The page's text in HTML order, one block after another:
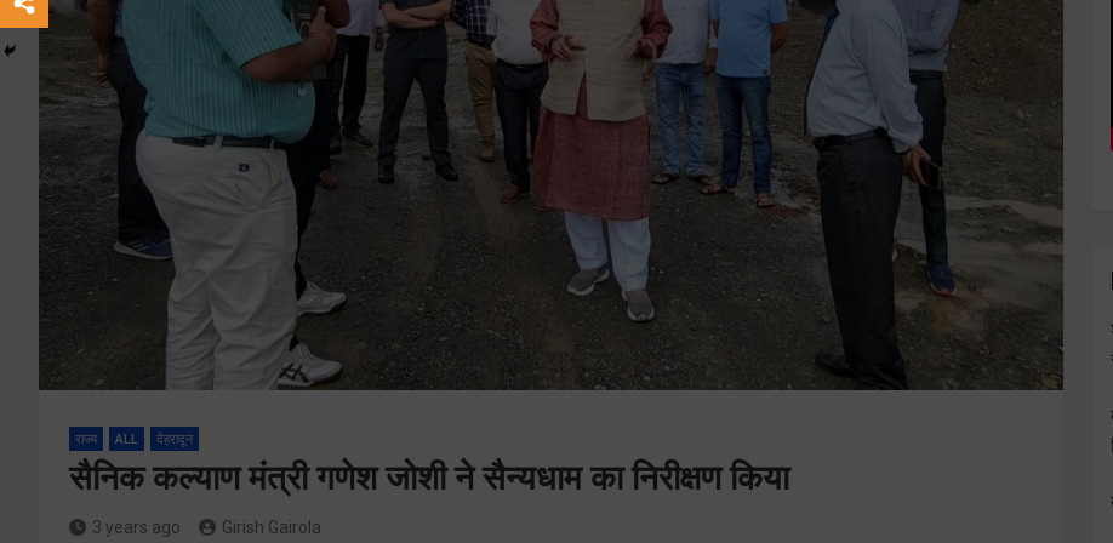
राज्य ALL देहरादून
सैनिक कल्याण मंत्री गणेश जोशी ने सैन्यधाम का निरीक्षण किया
3 years ago Girish Gairola